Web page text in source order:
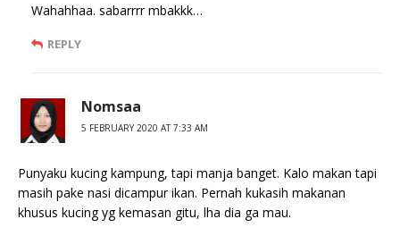
Wahahhaa. sabarrrr mbakkk…
REPLY
Nomsaa
5 FEBRUARY 2020 AT 7:33 AM
Punyaku kucing kampung, tapi manja banget. Kalo makan tapi
masih pake nasi dicampur ikan. Pernah kukasih makanan
khusus kucing yg kemasan gitu, lha dia ga mau.